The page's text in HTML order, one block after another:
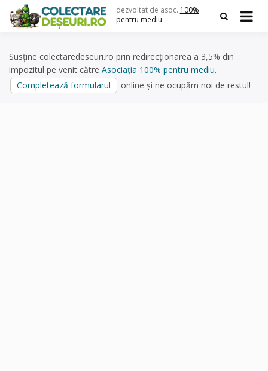
content
dezvoltat de asoc. 100%
pentru mediu
Susține colectaredeseuri.ro prin redirecționarea a 3,5% din
impozitul pe venit către Asociația 100% pentru mediu.
Completează formularul
online și ne ocupăm noi de restul!